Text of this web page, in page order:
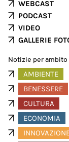
WEBCAST
PODCAST
VIDEO
GALLERIE
Notizie per ambito
AMBIENTE
BENESSERE
CULTURA
ECONOMIA